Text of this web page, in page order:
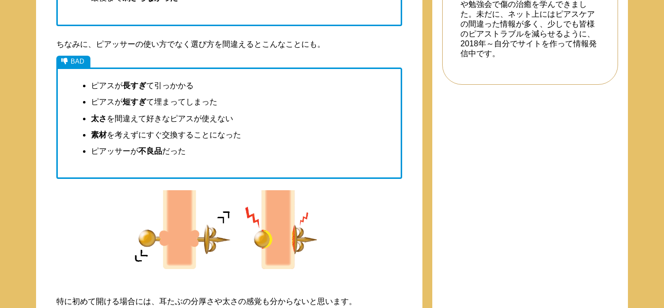
ちなみに、ピアッサーの使い方でなく選び方を間違えるとこんなことにも。
ピアスが長すぎて引っかかる
ピアスが短すぎて埋まってしまった
太さ を間違えて好きなピアスが使えない
素材を考えずにすぐ交換することになった
ピアッサーが不良品だった
特に初めて開ける場合には、耳たぶの分厚さや太さの感覚も分からないと思います。
や勉強会で傷の治癒を学んできまし
た。未だに、ネット上にはピアスケア
の間違った情報が多く、少しでも皆様
のピアストラブルを減らせるように、
2018年～自分でサイトを作って情報発
信中です。